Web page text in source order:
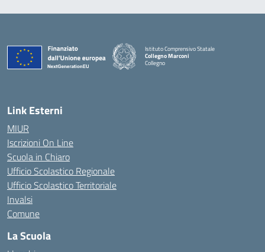
Istituto Comprensivo Statale
Collegno Marconi
Collegno
Link Esterni
MIUR
Iscrizioni On Line
Scuola in Chiaro
Ufficio Scolastico Regionale
Ufficio Scolastico Territoriale
Invalsi
Comune
La Scuola